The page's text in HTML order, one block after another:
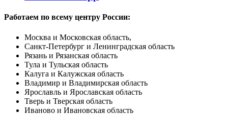
Работаем по всему центру России:
Москва и Московская область,
Санкт-Петербург и Ленинградская область
Рязань и Рязанская область
Тула и Тульская область
Калуга и Калужская область
Владимир и Владимирская область
Ярославль и Ярославская область
Тверь и Тверская область
Иваново и Ивановская область